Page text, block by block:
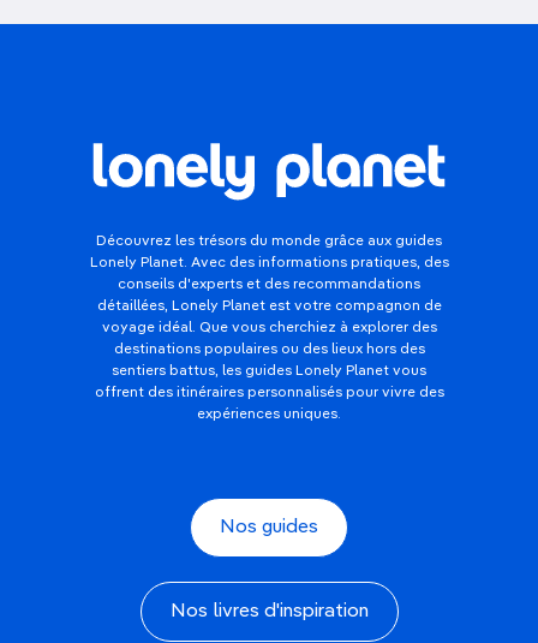
Découvrez les trésors du monde grâce aux guides
Lonely Planet. Avec des informations pratiques, des
conseils d'experts et des recommandations
détaillées, Lonely Planet est votre compagnon de
voyage idéal. Que vous cherchiez à explorer des
destinations populaires ou des lieux hors des
sentiers battus, les guides Lonely Planet vous
offrent des itinéraires personnalisés pour vivre des
expériences uniques.
Nos guides
Nos livres d'inspiration